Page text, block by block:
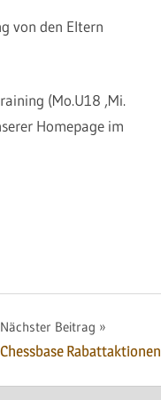
von den Eltern
(Mo.U18 ,Mi.
Homepage im
Nächster Beitrag
Chessbase Rabattaktionen